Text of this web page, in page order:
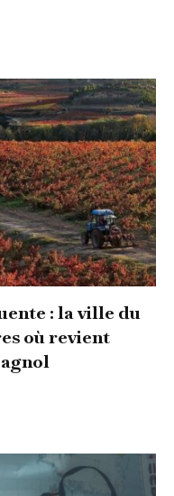
: la ville du
où revient